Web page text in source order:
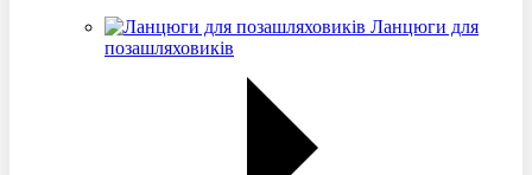
Ланцюги для
позашляховиків